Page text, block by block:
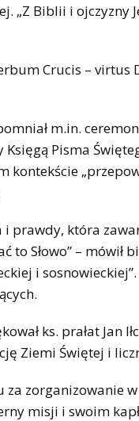
„Z Biblii i ojczyzny
Crucis – virtus
m.in.
Pisma
kontekście
prawdy, która
to Słowo” –
i
ks. prałat Jan
Ziemi Świętej i
zorganizowanie
misji i swoim